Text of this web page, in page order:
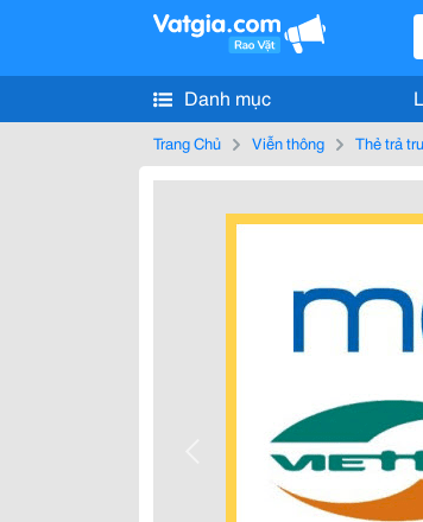
Danh mục
Trang Chủ Viễn thông Thẻ trả